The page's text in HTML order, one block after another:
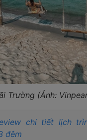
Trường (Ảnh:
chi tiết lịch
đêm